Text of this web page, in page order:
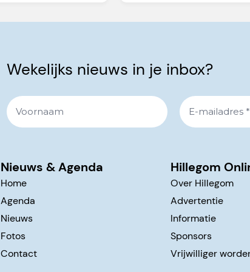
Wekelijks nieuws in je inbox?
Nieuws & Agenda
Home
Agenda
Nieuws
Fotos
Contact
Hillegom
Over Hillegom
Advertentie
Informatie
Sponsors
Vrijwilliger